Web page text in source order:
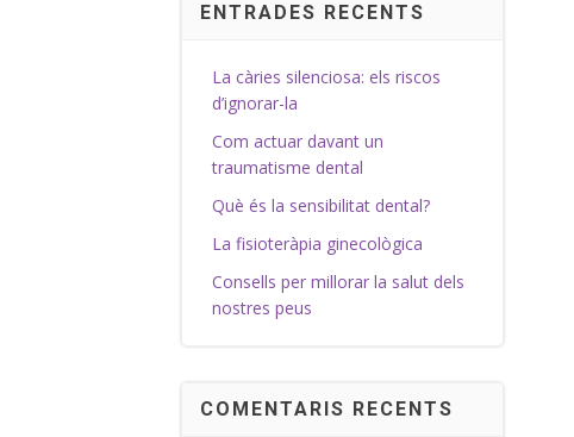
ENTRADES RECENTS
La càries silenciosa: els riscos
d’ignorar-la
Com actuar davant un
traumatisme dental
Què és la sensibilitat dental?
La fisioteràpia ginecològica
Consells per millorar la salut dels
nostres peus
COMENTARIS RECENTS